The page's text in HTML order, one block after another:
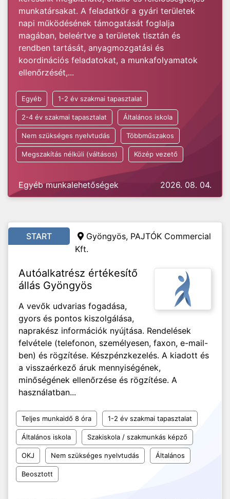
munkatársakat. A feladatkör a gyári területek
napi működésének támogatását foglalja
magában, beleértve a területek tisztán és
rendben tartását, anyagmozgatási és
koordinációs feladatokat, a munkafolyamatok
ellenőrzését,...
Egyéb 1-2 év szakmai tapasztalat
2-4 év szakmai tapasztalat Általános iskola
Nem szükséges nyelvtudás Többműszakos
Megszakítás nélküli (váltásos) Közép vezető
Egyéb munkalehetőségek 2026. 08. 04.
START
Gyöngyös, PAJTÓK Commercial
Kft.
Autóalkatrész értékesítő
állás Gyöngyös
A vevők udvarias fogadása,
gyors és pontos kiszolgálása,
naprakész információk nyújtása. Rendelések
felvétele (telefonon, személyesen, faxon, e-mail-
ben) és rögzítése. Készpénzkezelés. A kiadott és
a visszaérkező áruk mennyiségének,
minőségének ellenőrzése és rögzítése. A
használatban...
Teljes munkaidő 8 óra 1-2 év szakmai tapasztalat
Általános iskola Szakiskola / szakmunkás képző
OKJ Nem szükséges nyelvtudás Általános
Beosztott